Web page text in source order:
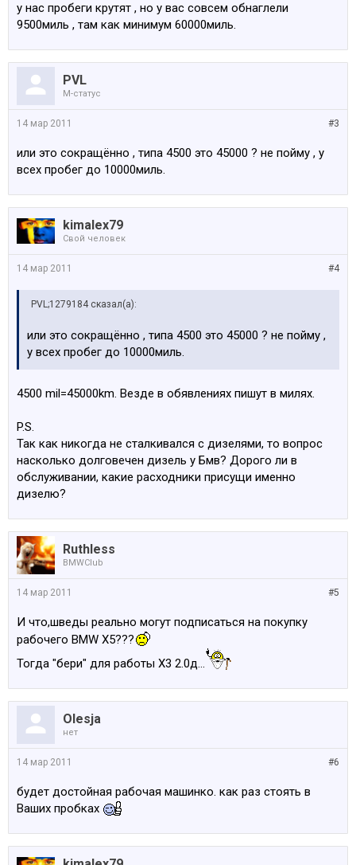
у нас пробеги крутят , но у вас совсем обнаглели
9500миль , там как минимум 60000миль.
PVL
M-статус
#3
14 мар 2011
или это сокращённо , типа 4500 это 45000 ? не пойму , у
всех пробег до 10000миль.
kimalex79
Свой человек
#4
14 мар 2011
PVL;1279184 сказал(а):
или это сокращённо , типа 4500 это 45000 ? не пойму ,
у всех пробег до 10000миль.
4500 mil=45000km. Везде в обявлениях пишут в милях.
P.S.
Так как никогда не сталкивался с дизелями, то вопрос
насколько долговечен дизель у Бмв? Дорого ли в
обслуживании, какие расходники присущи именно
дизелю?
Ruthless
BMWClub
#5
14 мар 2011
И что,шведы реально могут подписаться на покупку
рабочего BMW Х5???
Тогда "бери" для работы Х3 2.0д...
Olesja
нет
#6
14 мар 2011
будет достойная рабочая машинко. как раз стоять в
Ваших пробках